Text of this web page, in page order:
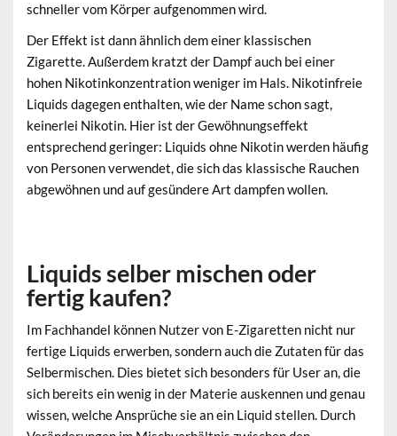
schneller vom Körper aufgenommen wird.
Der Effekt ist dann ähnlich dem einer klassischen
Zigarette. Außerdem kratzt der Dampf auch bei einer
hohen Nikotinkonzentration weniger im Hals. Nikotinfreie
Liquids dagegen enthalten, wie der Name schon sagt,
keinerlei Nikotin. Hier ist der Gewöhnungseffekt
entsprechend geringer: Liquids ohne Nikotin werden häufig
von Personen verwendet, die sich das klassische Rauchen
abgewöhnen und auf gesündere Art dampfen wollen.
Liquids selber mischen oder
fertig kaufen?
Im Fachhandel können Nutzer von E-Zigaretten nicht nur
fertige Liquids erwerben, sondern auch die Zutaten für das
Selbermischen. Dies bietet sich besonders für User an, die
sich bereits ein wenig in der Materie auskennen und genau
wissen, welche Ansprüche sie an ein Liquid stellen. Durch